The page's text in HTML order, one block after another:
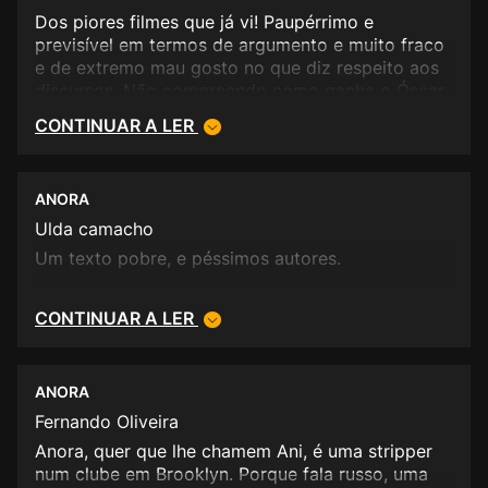
Dos piores filmes que já vi! Paupérrimo e
previsível em termos de argumento e muito fraco
e de extremo mau gosto no que diz respeito aos
discursos. Não compreendo como ganha o Óscar
candidatos. É triste!
CONTINUAR A LER
ANORA
Ulda camacho
Um texto pobre, e péssimos autores.
CONTINUAR A LER
ANORA
Fernando Oliveira
Anora, quer que lhe chamem Ani, é uma stripper
num clube em Brooklyn. Porque fala russo, uma